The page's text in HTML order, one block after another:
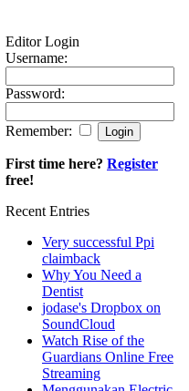
Editor Login
Username:
Password:
Remember:
First time here? Register
free!
Recent Entries
Very successful Ppi
claimback
Why You Need a
Dentist
jodase's Dropbox on
SoundCloud
Watch Rise of the
Guardians Online Free
Streaming